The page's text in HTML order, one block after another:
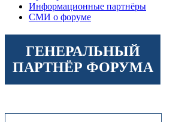
Информационные партнёры
СМИ о форуме
ГЕНЕРАЛЬНЫЙ
ПАРТНЁР ФОРУМА